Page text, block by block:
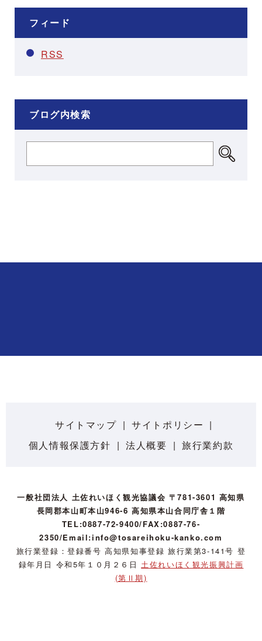
フィード
RSS
ブログ内検索
サイトマップ
サイトポリシー
個人情報保護方針
法人概要 旅行業約款
一般社団法人 土佐れいほく観光協議会 〒781-3601 高知県
長岡郡本山町本山946-6 高知県本山合同庁舎１階
TEL:0887-72-9400/FAX:0887-76-
2350/Email:info@tosareihoku-kanko.com
旅行業登録：登録番号 高知県知事登録 旅行業第3-141号 登
録年月日 令和5年１０月２６日 土佐れいほく観光振興計画
(第Ⅱ期)